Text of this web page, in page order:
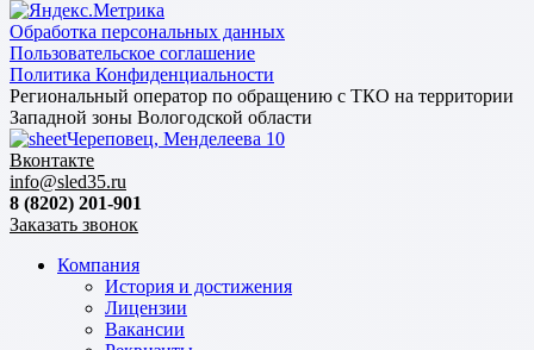
Обработка персональных данных
Пользовательское соглашение
Политика Конфиденциальности
Региональный оператор по обращению с ТКО на территории
Западной зоны Вологодской области
Череповец, Менделеева 10
Вконтакте
info@sled35.ru
8 (8202) 201-901
Заказать звонок
Компания
История и достижения
Лицензии
Вакансии